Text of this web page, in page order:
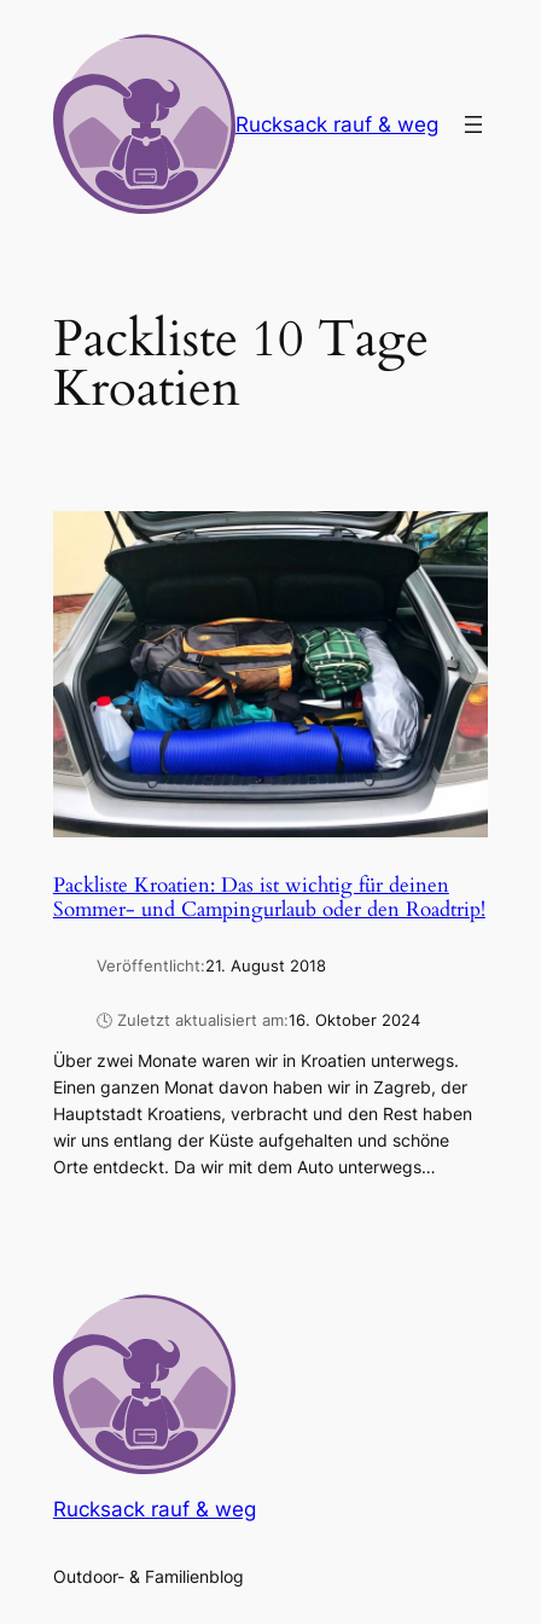
springen
Rucksack rauf & weg
Packliste 10 Tage
Kroatien
Packliste Kroatien: Das ist wichtig für deinen
Sommer- und Campingurlaub oder den Roadtrip!
Veröffentlicht:21. August 2018
🕓 Zuletzt aktualisiert am:16. Oktober 2024
Über zwei Monate waren wir in Kroatien unterwegs.
Einen ganzen Monat davon haben wir in Zagreb, der
Hauptstadt Kroatiens, verbracht und den Rest haben
wir uns entlang der Küste aufgehalten und schöne
Orte entdeckt. Da wir mit dem Auto unterwegs…
Rucksack rauf & weg
Outdoor- & Familienblog